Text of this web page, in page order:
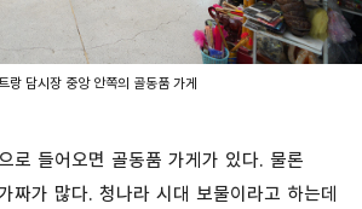
랑 담시장 중앙 안쪽의 골동품 가게
로 들어오면 골동품 가게가 있다. 물론
짜가 많다. 청나라 시대 보물이라고 하는데